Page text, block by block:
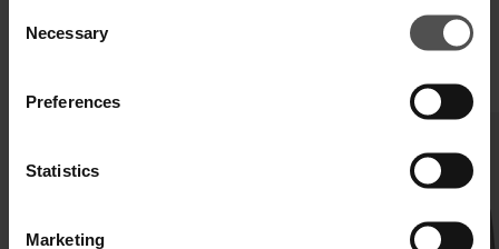
Selection
Necessary
Preferences
Statistics
Marketing